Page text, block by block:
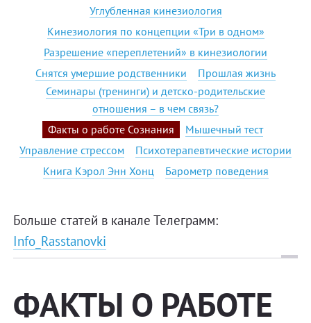
Углубленная кинезиология
Кинезиология по концепции «Три в одном»
Разрешение «переплетений» в кинезиологии
Снятся умершие родственники
Прошлая жизнь
Семинары (тренинги) и детско-родительские
отношения – в чем связь?
Факты о работе Сознания
Мышечный тест
Управление стрессом
Психотерапевтические истории
Книга Кэрол Энн Хонц
Барометр поведения
Больше статей в канале Телеграмм:
Info_Rasstanovki
ФАКТЫ О РАБОТЕ